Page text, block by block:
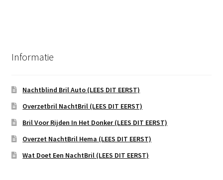
Informatie
Nachtblind Bril Auto (LEES DIT EERST)
Overzetbril NachtBril (LEES DIT EERST)
Bril Voor Rijden In Het Donker (LEES DIT EERST)
Overzet NachtBril Hema (LEES DIT EERST)
Wat Doet Een NachtBril (LEES DIT EERST)